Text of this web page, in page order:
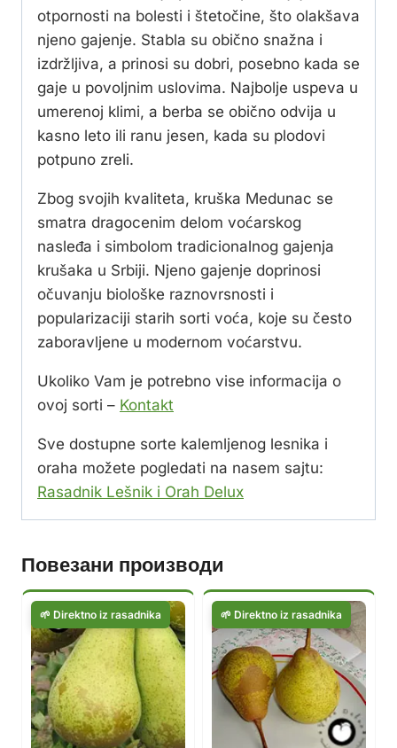
otpornosti na bolesti i štetočine, što olakšava
njeno gajenje. Stabla su obično snažna i
izdržljiva, a prinosi su dobri, posebno kada se
gaje u povoljnim uslovima. Najbolje uspeva u
umerenoj klimi, a berba se obično odvija u
kasno leto ili ranu jesen, kada su plodovi
potpuno zreli.
Zbog svojih kvaliteta, kruška Medunac se
smatra dragocenim delom voćarskog
nasleđa i simbolom tradicionalnog gajenja
krušaka u Srbiji. Njeno gajenje doprinosi
očuvanju biološke raznovrsnosti i
popularizaciji starih sorti voća, koje su često
zaboravljene u modernom voćarstvu.
Ukoliko Vam je potrebno vise informacija o
ovoj sorti – Kontakt
Sve dostupne sorte kalemljenog lesnika i
oraha možete pogledati na nasem sajtu:
Rasadnik Lešnik i Orah Delux
Повезани производи